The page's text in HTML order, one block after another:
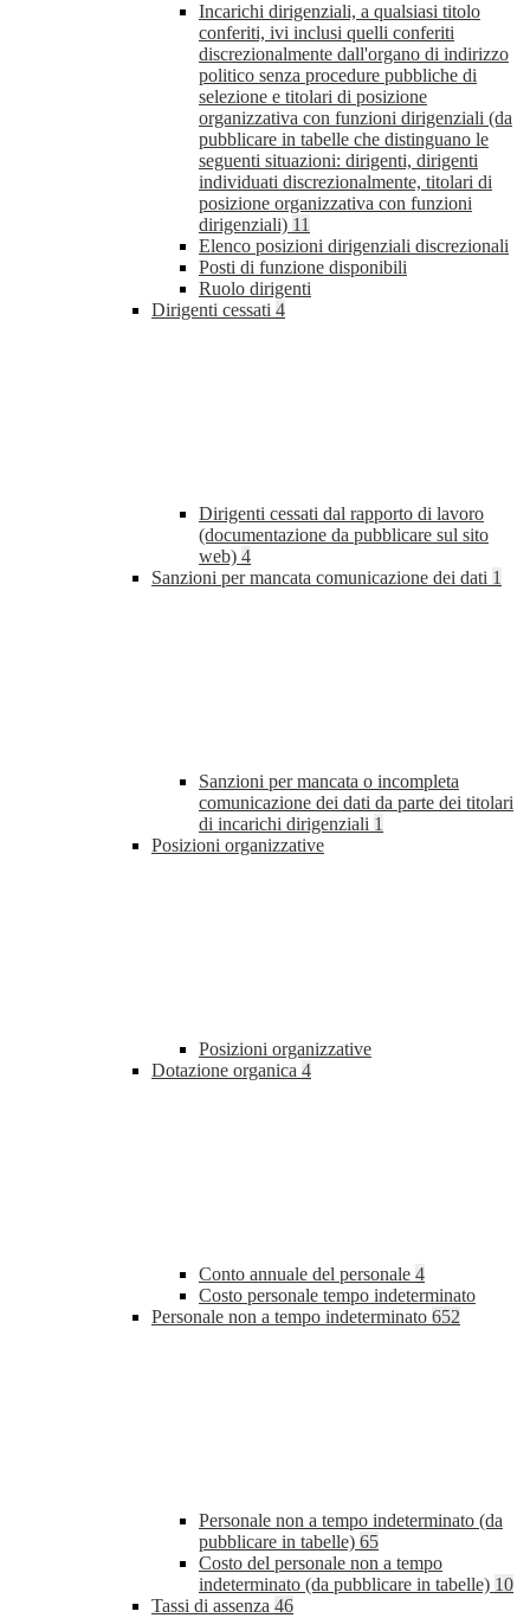
Incarichi dirigenziali, a qualsiasi titolo
conferiti, ivi inclusi quelli conferiti
discrezionalmente dall'organo di indirizzo
politico senza procedure pubbliche di
selezione e titolari di posizione
organizzativa con funzioni dirigenziali (da
pubblicare in tabelle che distinguano le
seguenti situazioni: dirigenti, dirigenti
individuati discrezionalmente, titolari di
posizione organizzativa con funzioni
dirigenziali) 11
Elenco posizioni dirigenziali discrezionali
Posti di funzione disponibili
Ruolo dirigenti
Dirigenti cessati 4
Dirigenti cessati dal rapporto di lavoro
(documentazione da pubblicare sul sito
web) 4
Sanzioni per mancata comunicazione dei dati 1
Sanzioni per mancata o incompleta
comunicazione dei dati da parte dei titolari
di incarichi dirigenziali 1
Posizioni organizzative
Posizioni organizzative
Dotazione organica 4
Conto annuale del personale 4
Costo personale tempo indeterminato
Personale non a tempo indeterminato 652
Personale non a tempo indeterminato (da
pubblicare in tabelle) 65
Costo del personale non a tempo
indeterminato (da pubblicare in tabelle) 10
Tassi di assenza 46